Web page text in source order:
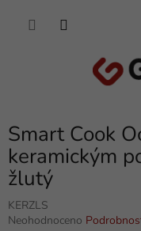
Smart Cook
keramickým
žlutý
KERZLS
Průměrné
Neohodnoceno